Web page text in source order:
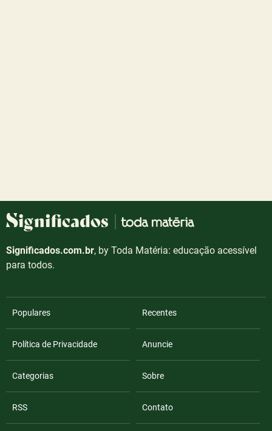
Significados.com.br, by Toda Matéria: educação acessível
para todos.
Populares Recentes
Política de Privacidade Anuncie
Categorias Sobre
RSS Contato